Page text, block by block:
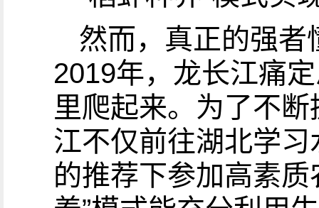
然而，真正的强者
2019年，龙长江痛
里爬起来。为了不
江不仅前往湖北学
的推荐下参加高素